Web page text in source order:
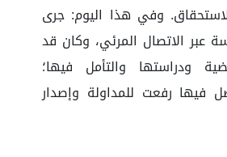
وفي هذا اليوم: جرى
عبر الاتصال المرئي، وكان قد
ودراستها والتأمل فيها؛
فيها رفعت للمداولة وإصدار